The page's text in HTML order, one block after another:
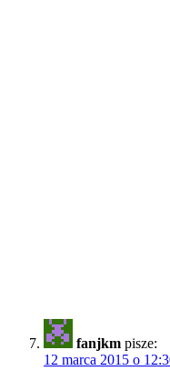
fanjkm pisze:
12 marca 2015 o